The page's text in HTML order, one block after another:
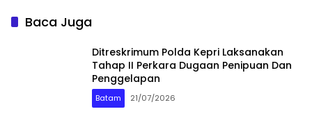
Baca Juga
Ditreskrimum Polda Kepri Laksanakan
Tahap II Perkara Dugaan Penipuan Dan
Penggelapan
Batam 21/07/2026